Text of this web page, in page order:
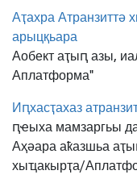
Аҭахра Атранзиттә
арыцқьара
Аобект аҭыԥ азы,
Аплатформа"
Иԥхасҭахаз
ԥҽыха мамзаргьы
Аҳәара аҟазшьа
хыҵакырҭа/